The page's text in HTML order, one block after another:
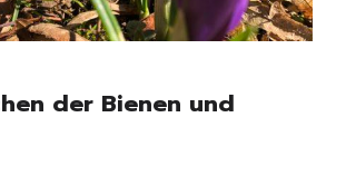
der Bienen und